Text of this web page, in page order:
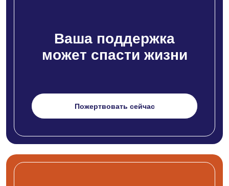
Ваша поддержка
может спасти жизни
Пожертвовать сейчас